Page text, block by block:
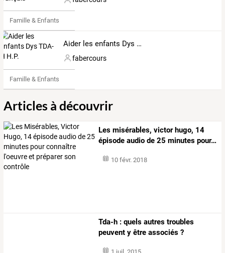
Famille & Enfants
Aider les enfants Dys TDA-H H.P.
fabercours
Famille & Enfants
Articles à découvrir
Les misérables, victorhugo, 14
épisode audio de 25 minutes pour…
10 févr. 2018
Tda-h : quels autres troubles
peuvent y être associés ?